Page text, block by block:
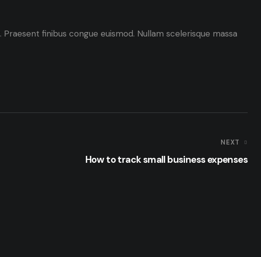
finibus congue euismod. Nullam scelerisque massa
NEXT
How to track small business expenses